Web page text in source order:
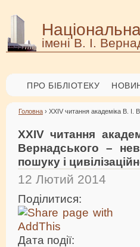
імені В. І.
ПРО БІБЛІОТЕКУ
Головна › XXIV читання академіка В. І.
XXIV читання
Вернадського –
пошуку і
12 Лютий 2014
Поділитися:
Дата події: